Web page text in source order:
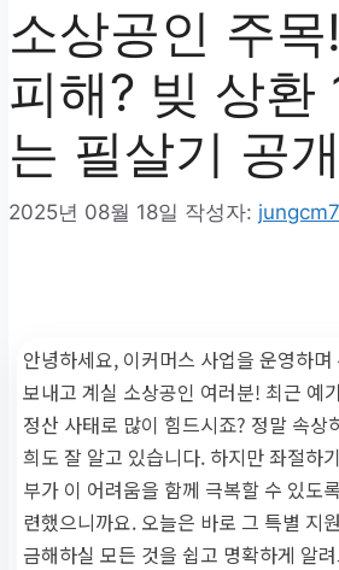
소상공인 주
피해? 빚 상환
는 필살기 공개
2025년 08월 18일 작성자:
안녕하세요, 이커머스 사업을 운영하
보내고 계실 소상공인 여러분! 최근 예
정산 사태로 많이 힘드시죠? 정말 속상
희도 잘 알고 있습니다. 하지만 좌절하
부가 이 어려움을 함께 극복할 수 있도
련했으니까요. 오늘은 바로 그 특별 지
금해하실 모든 것을 쉽고 명확하게 알